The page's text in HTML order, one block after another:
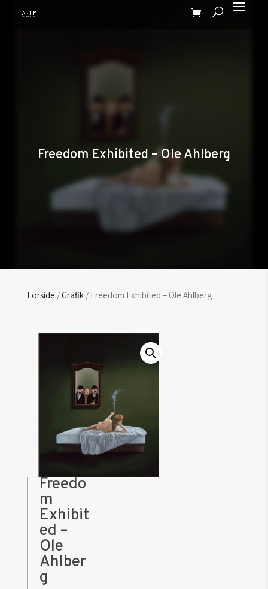
Freedom Exhibited – Ole Ahlberg
Forside /Grafik/ Freedom Exhibited – Ole Ahlberg
Freedo
m
Exhibit
ed –
Ole
Ahlber
g